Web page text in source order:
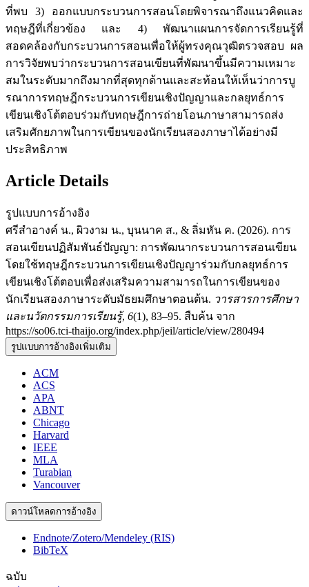
ที่พบ 3) ออกแบบกระบวนการสอนโดยพิจารณาถึงแนวคิดและ
ทฤษฎีที่เกี่ยวข้อง และ 4) พัฒนาแผนการจัดการเรียนรู้ที่
สอดคล้องกับกระบวนการสอนเพื่อให้ผู้ทรงคุณวุฒิตรวจสอบ ผล
การวิจัยพบว่ากระบวนการสอนเขียนที่พัฒนาขึ้นมีความเหมาะ
สมในระดับมากถึงมากที่สุดทุกด้านและสะท้อนให้เห็นว่าการบู
รณาการทฤษฎีกระบวนการเขียนเชิงปัญญาและกลยุทธ์การ
เขียนเชิงโต้ตอบร่วมกับทฤษฎีการถ่ายโอนภาษาสามารถส่ง
เสริมศักยภาพในการเขียนของนักเรียนสองภาษาได้อย่างมี
ประสิทธิภาพ
Article Details
รูปแบบการอ้างอิง
ศรีสำอางค์ น., ผิวงาม น., บุนนาค ส., & ลิ่มหัน ค. (2026). การ
สอนเขียนปฏิสัมพันธ์ปัญญา: การพัฒนากระบวนการสอนเขียน
โดยใช้ทฤษฎีกระบวนการเขียนเชิงปัญญาร่วมกับกลยุทธ์การ
เขียนเชิงโต้ตอบเพื่อส่งเสริมความสามารถในการเขียนของ
นักเรียนสองภาษาระดับมัธยมศึกษาตอนต้น. วารสารการศึกษา
และนวัตกรรมการเรียนรู้, 6(1), 83–95. สืบค้น จาก
https://so06.tci-thaijo.org/index.php/jeil/article/view/280494
รูปแบบการอ้างอิงเพิ่มเติม
ACM
ACS
APA
ABNT
Chicago
Harvard
IEEE
MLA
Turabian
Vancouver
ดาวน์โหลดการอ้างอิง
Endnote/Zotero/Mendeley (RIS)
BibTeX
ฉบับ